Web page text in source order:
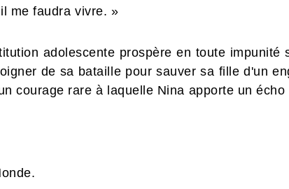
me faudra vivre. »
adolescente prospère en toute
de sa bataille pour sauver sa fille d'un
courage rare à laquelle Nina apporte un